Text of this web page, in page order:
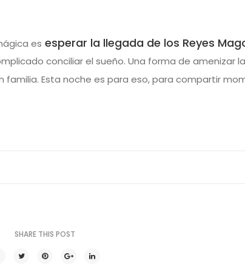
es esperar la llegada de los Reyes
conciliar el sueño. Una forma de amenizar
Esta noche es para eso, para compartir
SHARE THIS POST